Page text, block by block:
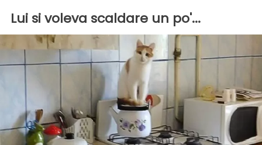
Lui si voleva scaldare un po'...